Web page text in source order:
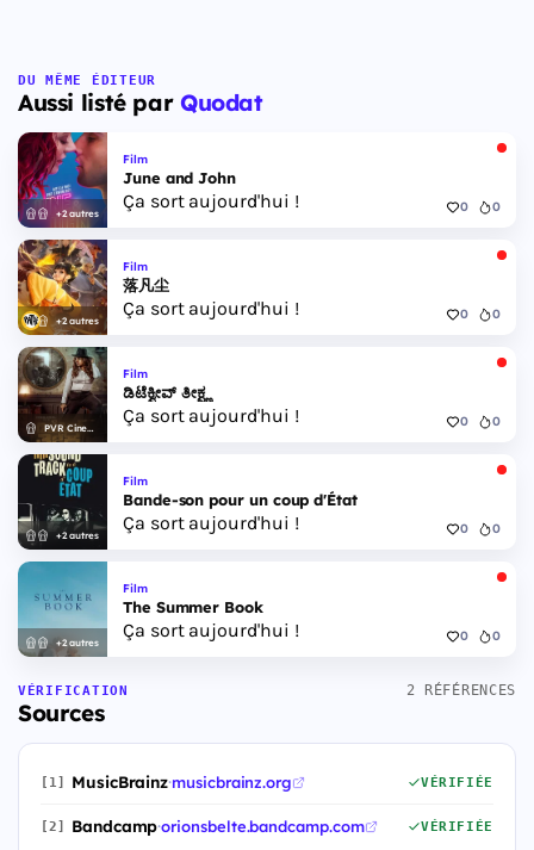
DU MÊME ÉDITEUR
Aussi listé par Quodat
+2 autres
Film
June and John
Ça sort aujourd'hui ! 0 0
+2 autres
Film
落凡尘
Ça sort aujourd'hui ! 0 0
PVR Cinemas
Film
ಡಿಟೆಕ್ವೀವ್ ತೀಕ್ಷ್ಣ
Ça sort aujourd'hui ! 0 0
+2 autres
Film
Bande-son pour un coup d'État
Ça sort aujourd'hui ! 0 0
+2 autres
Film
The Summer Book
Ça sort aujourd'hui ! 0 0
VÉRIFICATION
Sources
2 RÉFÉRENCES
[1] MusicBrainz·musicbrainz.org VÉRIFIÉE
[2] Bandcamp·orionsbelte.bandcamp.com VÉRIFIÉE